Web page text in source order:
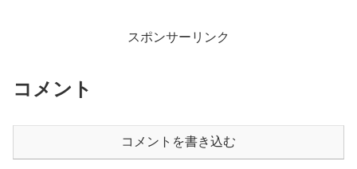
スポンサーリンク
コメント
コメントを書き込む